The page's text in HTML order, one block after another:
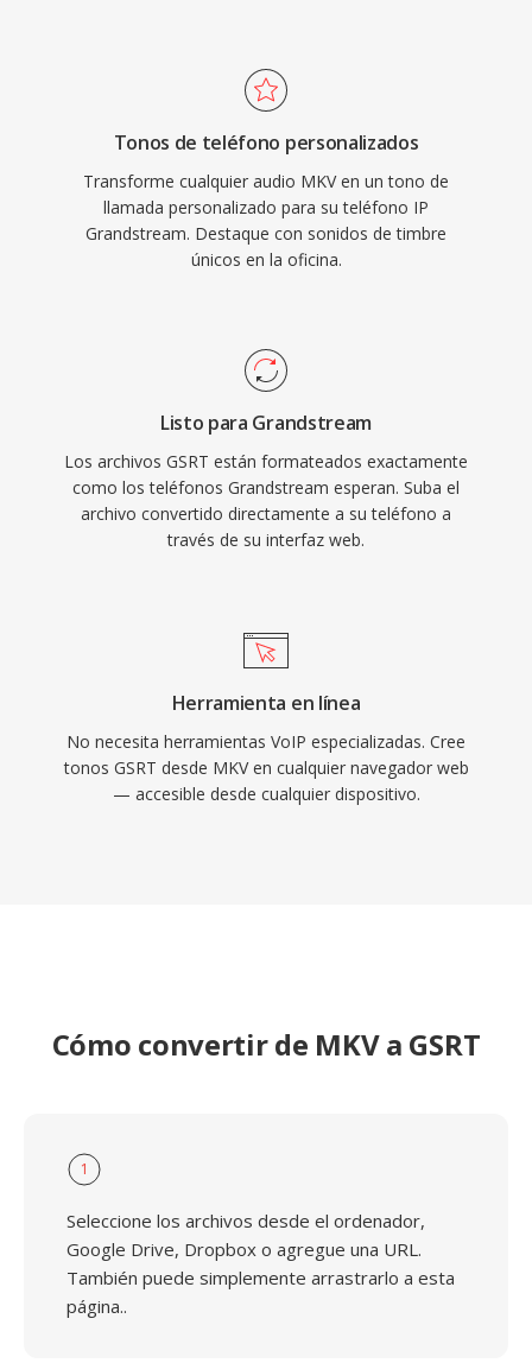
Tonos de teléfono personalizados
Transforme cualquier audio MKV en un tono de
llamada personalizado para su teléfono IP
Grandstream. Destaque con sonidos de timbre
únicos en la oficina.
Listo para Grandstream
Los archivos GSRT están formateados exactamente
como los teléfonos Grandstream esperan. Suba el
archivo convertido directamente a su teléfono a
través de su interfaz web.
Herramienta en línea
No necesita herramientas VoIP especializadas. Cree
tonos GSRT desde MKV en cualquier navegador web
— accesible desde cualquier dispositivo.
Cómo convertir de MKV a GSRT
1
Seleccione los archivos desde el ordenador,
Google Drive, Dropbox o agregue una URL.
También puede simplemente arrastrarlo a esta
página..